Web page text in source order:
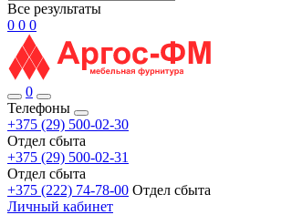
Все результаты
0 0 0
0
Телефоны
+375 (29) 500-02-30
Отдел сбыта
+375 (29) 500-02-31
Отдел сбыта
+375 (222) 74-78-00 Отдел сбыта
Личный кабинет